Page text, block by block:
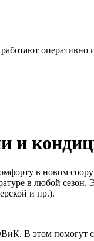
оперативно и
и
в новом
в любой
и пр.).
В этом